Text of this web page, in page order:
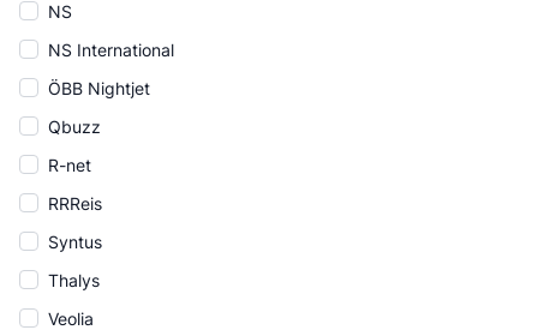
NS
NS International
ÖBB Nightjet
Qbuzz
R-net
RRReis
Syntus
Thalys
Veolia